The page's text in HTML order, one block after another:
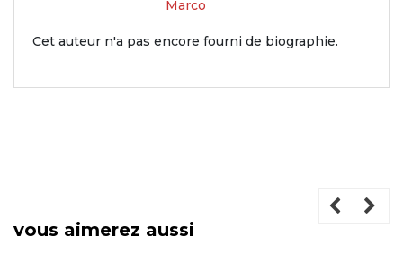
Marco
Cet auteur n'a pas encore fourni de biographie.
vous aimerez aussi